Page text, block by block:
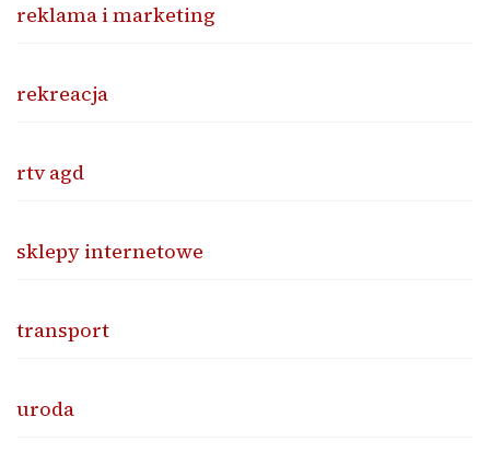
reklama i marketing
rekreacja
rtv agd
sklepy internetowe
transport
uroda